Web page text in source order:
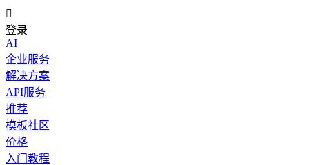

登录
AI
企业服务
解决方案
API服务
推荐
模板社区
价格
入门教程